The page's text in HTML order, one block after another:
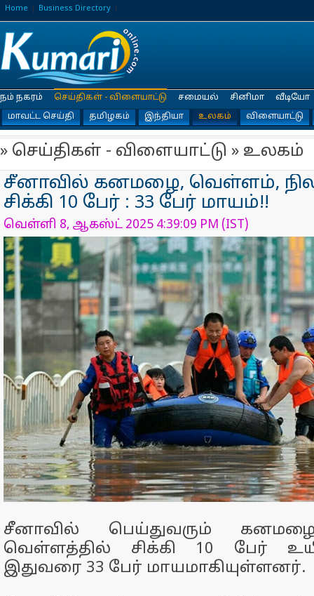
Home Business Directory
நம் நகரம்
செய்திகள் - விளையாட்டு
மாவட்ட செய்தி
தமிழகம் இந்தியா உலகம் விளையாட்டு
சமையல் சினிமா வீடியோ
» செய்திகள் - விளையாட்டு » உலகம்
சீனாவில் கனமழை, வெள்ளம்,
சிக்கி 10 பேர் : 33 பேர் மாயம்!!
வெள்ளி 8, ஆகஸ்ட் 2025 4:39:09 PM (IST)
சீனாவில் பெய்துவரும்
வெள்ளத்தில் சிக்கி 10 பேர்
இதுவரை 33 பேர் மாயமாகியுள்ளனர்.